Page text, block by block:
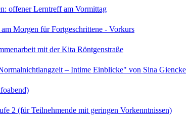
offener Lerntreff am Vormittag
Morgen für Fortgeschrittene - Vorkurs
mit der Kita Röntgenstraße
– Intime Einblicke" von Sina Giencke
2 (für Teilnehmende mit geringen Vorkenntnissen)